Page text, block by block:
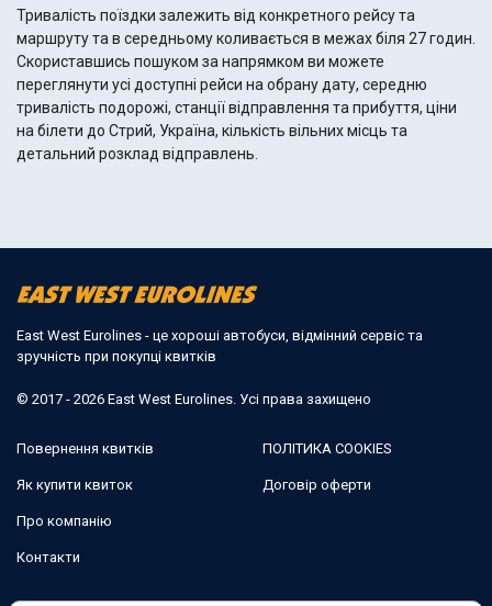
Тривалість поїздки залежить від конкретного рейсу та
маршруту та в середньому коливається в межах біля 27 годин.
Скориставшись пошуком за напрямком ви можете
переглянути усі доступні рейси на обрану дату, середню
тривалість подорожі, станції відправлення та прибуття, ціни
на білети до Стрий, Україна, кількість вільних місць та
детальний розклад відправлень.
East West Eurolines - це хороші автобуси, відмінний сервіс та
зручність при покупці квитків
© 2017 - 2026 East West Eurolines. Усі права захищено
Повернення квитків
Як купити квиток
Про компанію
Контакти
ПОЛІТИКА COOKIES
Договір оферти